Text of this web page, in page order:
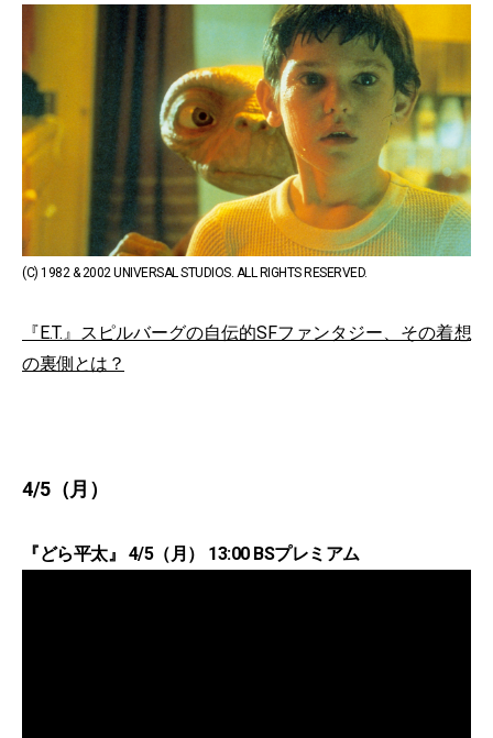
(C) 1982 & 2002 UNIVERSAL STUDIOS. ALL RIGHTS RESERVED.
『E.T.』スピルバーグの自伝的SFファンタジー、その着想
の裏側とは？
4/5（月）
『どら平太』 4/5（月） 13:00 BSプレミアム